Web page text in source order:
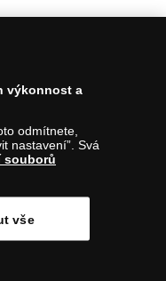
výkonnost a
odmítnete,
nastavení”. Svá
souborů
vše